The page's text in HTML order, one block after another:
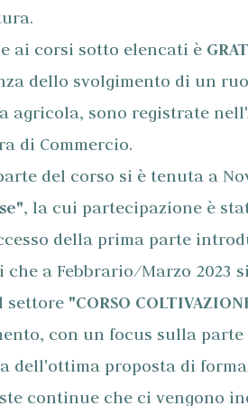
ai corsi sotto elencati è
dello svolgimento di un
agricola, sono registrate
di Commercio.
del corso si è tenuta a
, la cui partecipazione è
della prima parte
a Febbrario/Marzo 2023
settore "CORSO
con un focus sulla
dell'ottima proposta di
continue che ci vengono